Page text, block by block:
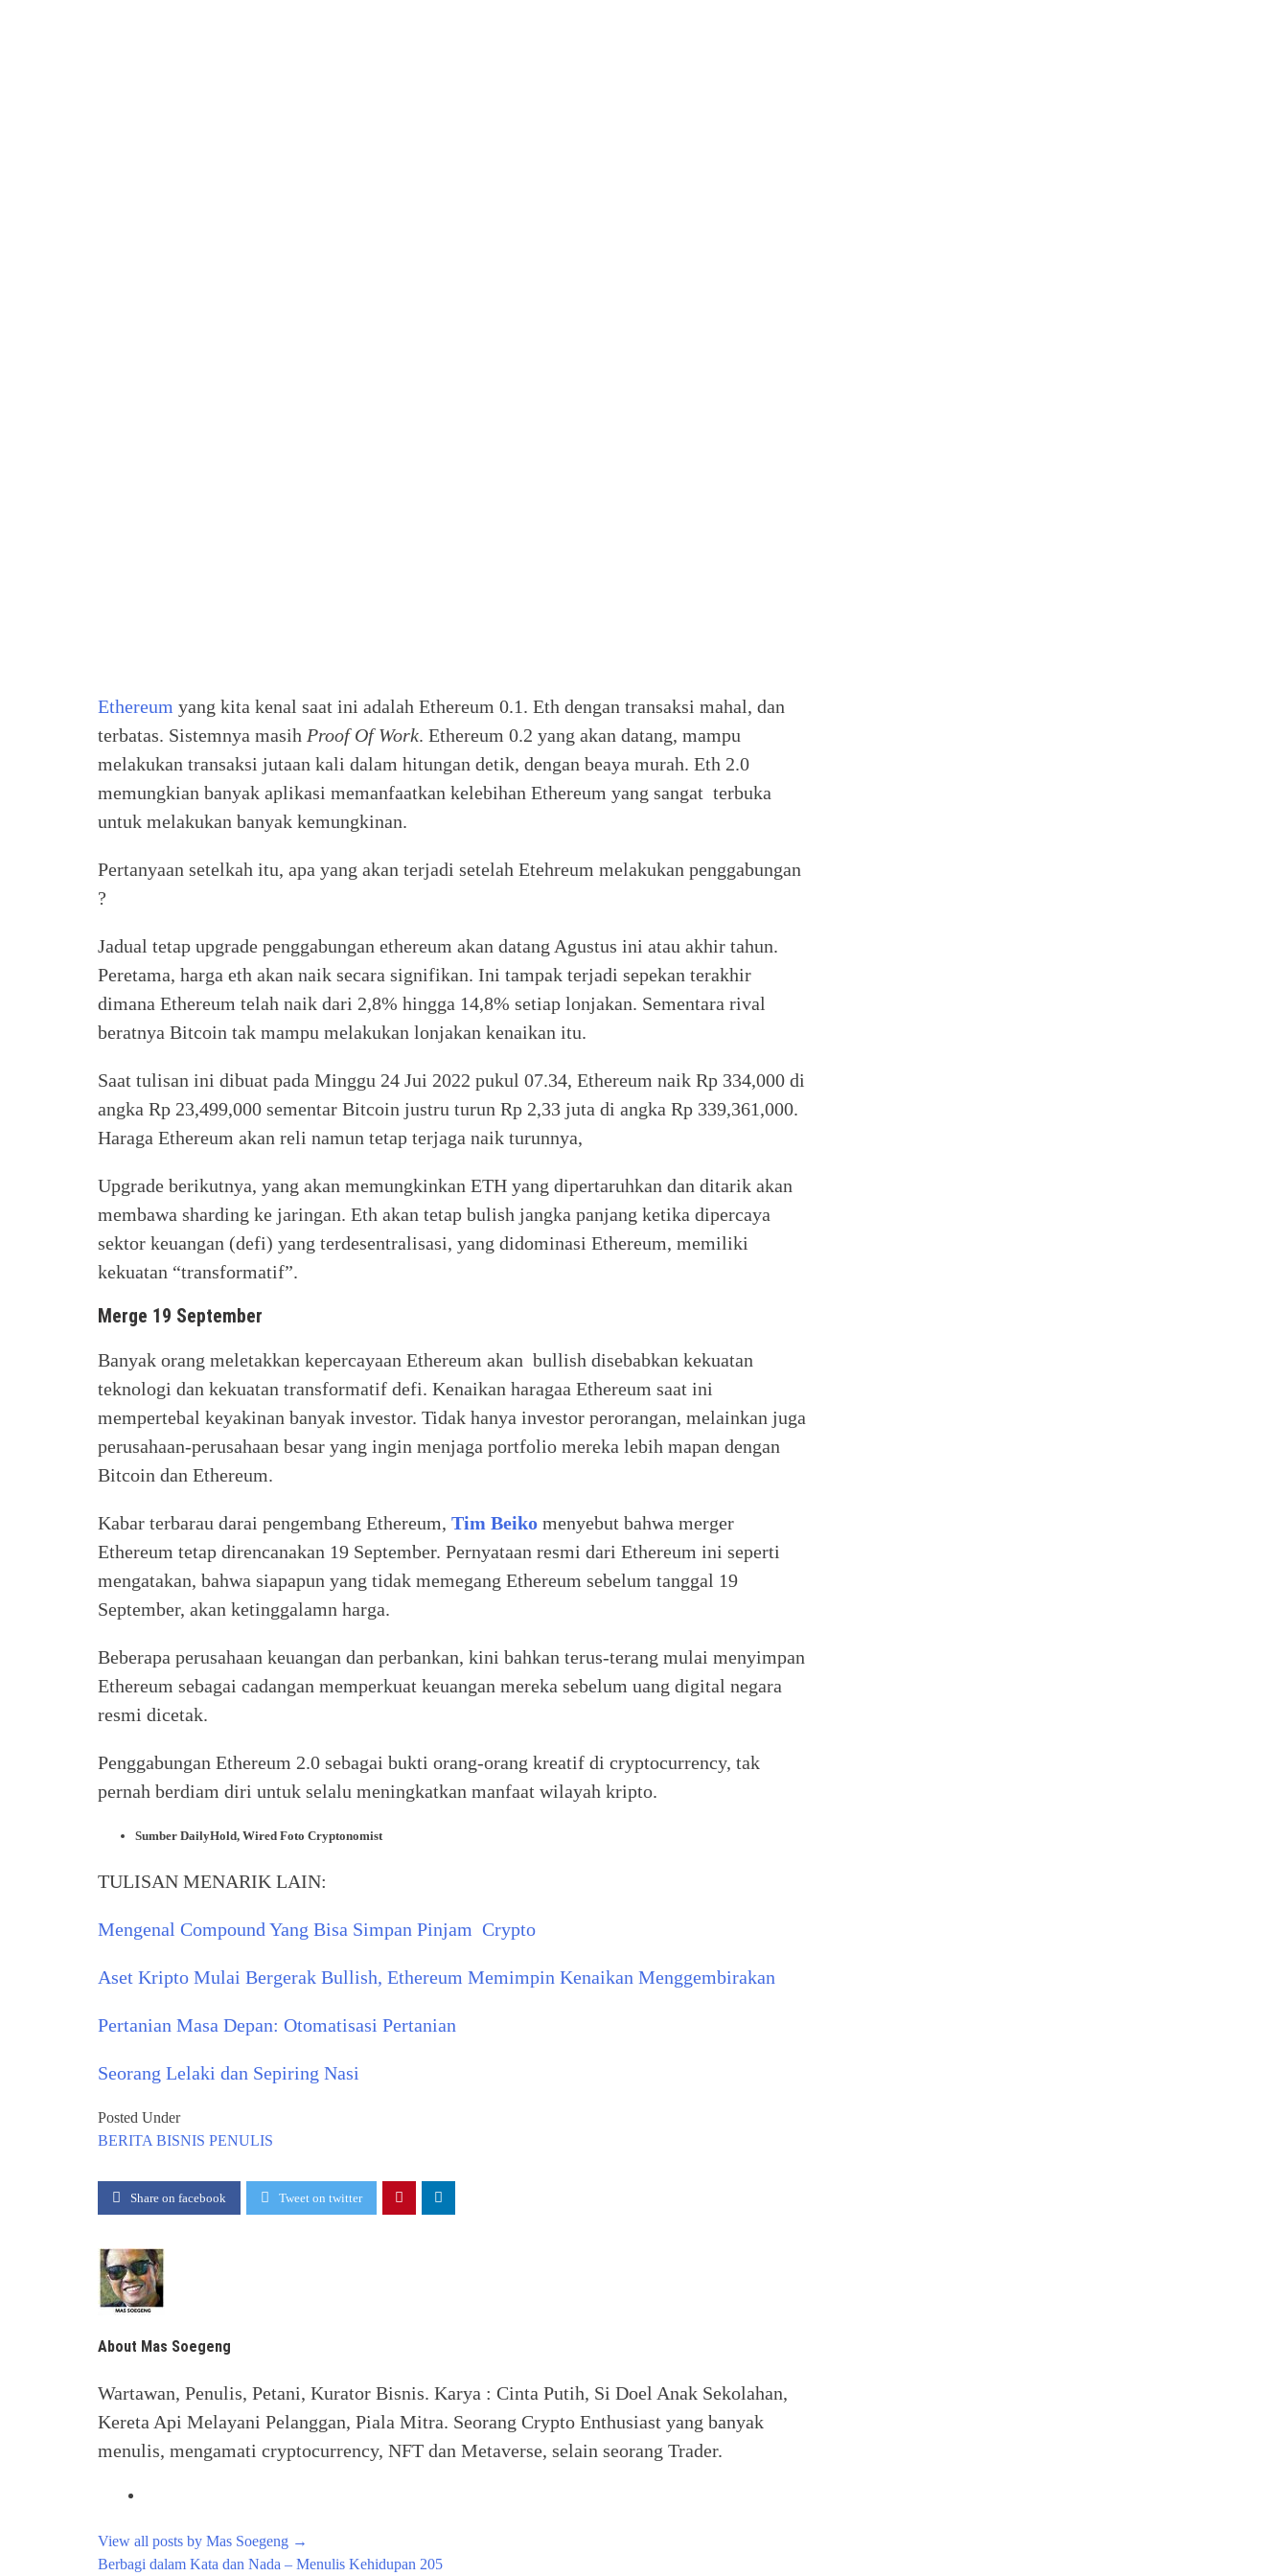
Ethereum yang kita kenal saat ini adalah Ethereum 0.1. Eth dengan transaksi mahal, dan
terbatas. Sistemnya masih Proof Of Work. Ethereum 0.2 yang akan datang, mampu
melakukan transaksi jutaan kali dalam hitungan detik, dengan beaya murah. Eth 2.0
memungkian banyak aplikasi memanfaatkan kelebihan Ethereum yang sangat terbuka
untuk melakukan banyak kemungkinan.
Pertanyaan setelkah itu, apa yang akan terjadi setelah Etehreum melakukan penggabungan
?
Jadual tetap upgrade penggabungan ethereum akan datang Agustus ini atau akhir tahun.
Peretama, harga eth akan naik secara signifikan. Ini tampak terjadi sepekan terakhir
dimana Ethereum telah naik dari 2,8% hingga 14,8% setiap lonjakan. Sementara rival
beratnya Bitcoin tak mampu melakukan lonjakan kenaikan itu.
Saat tulisan ini dibuat pada Minggu 24 Jui 2022 pukul 07.34, Ethereum naik Rp 334,000 di
angka Rp 23,499,000 sementar Bitcoin justru turun Rp 2,33 juta di angka Rp 339,361,000.
Haraga Ethereum akan reli namun tetap terjaga naik turunnya,
Upgrade berikutnya, yang akan memungkinkan ETH yang dipertaruhkan dan ditarik akan
membawa sharding ke jaringan. Eth akan tetap bulish jangka panjang ketika dipercaya
sektor keuangan (defi) yang terdesentralisasi, yang didominasi Ethereum, memiliki
kekuatan “transformatif”.
Merge 19 September
Banyak orang meletakkan kepercayaan Ethereum akan bullish disebabkan kekuatan
teknologi dan kekuatan transformatif defi. Kenaikan haragaa Ethereum saat ini
mempertebal keyakinan banyak investor. Tidak hanya investor perorangan, melainkan juga
perusahaan-perusahaan besar yang ingin menjaga portfolio mereka lebih mapan dengan
Bitcoin dan Ethereum.
Kabar terbarau darai pengembang Ethereum, Tim Beiko menyebut bahwa merger
Ethereum tetap direncanakan 19 September. Pernyataan resmi dari Ethereum ini seperti
mengatakan, bahwa siapapun yang tidak memegang Ethereum sebelum tanggal 19
September, akan ketinggalamn harga.
Beberapa perusahaan keuangan dan perbankan, kini bahkan terus-terang mulai menyimpan
Ethereum sebagai cadangan memperkuat keuangan mereka sebelum uang digital negara
resmi dicetak.
Penggabungan Ethereum 2.0 sebagai bukti orang-orang kreatif di cryptocurrency, tak
pernah berdiam diri untuk selalu meningkatkan manfaat wilayah kripto.
Sumber DailyHold, Wired Foto Cryptonomist
TULISAN MENARIK LAIN:
Mengenal Compound Yang Bisa Simpan Pinjam Crypto
Aset Kripto Mulai Bergerak Bullish, Ethereum Memimpin Kenaikan Menggembirakan
Pertanian Masa Depan: Otomatisasi Pertanian
Seorang Lelaki dan Sepiring Nasi
Posted Under
BERITA BISNIS PENULIS
Share on facebook Tweet on twitter
About Mas Soegeng
Wartawan, Penulis, Petani, Kurator Bisnis. Karya : Cinta Putih, Si Doel Anak Sekolahan,
Kereta Api Melayani Pelanggan, Piala Mitra. Seorang Crypto Enthusiast yang banyak
menulis, mengamati cryptocurrency, NFT dan Metaverse, selain seorang Trader.
View all posts by Mas Soegeng →
Post
Berbagi dalam Kata dan Nada – Menulis Kehidupan 205